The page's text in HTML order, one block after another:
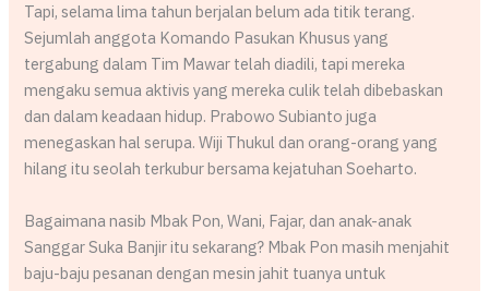
Tapi, selama lima tahun berjalan belum ada titik terang.
Sejumlah anggota Komando Pasukan Khusus yang
tergabung dalam Tim Mawar telah diadili, tapi mereka
mengaku semua aktivis yang mereka culik telah dibebaskan
dan dalam keadaan hidup. Prabowo Subianto juga
menegaskan hal serupa. Wiji Thukul dan orang-orang yang
hilang itu seolah terkubur bersama kejatuhan Soeharto.
Bagaimana nasib Mbak Pon, Wani, Fajar, dan anak-anak
Sanggar Suka Banjir itu sekarang? Mbak Pon masih menjahit
baju-baju pesanan dengan mesin jahit tuanya untuk